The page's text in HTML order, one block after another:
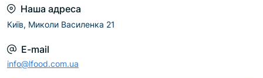
Наша адреса
Київ, Миколи Василенка 21
E-mail
info@lfood.com.ua